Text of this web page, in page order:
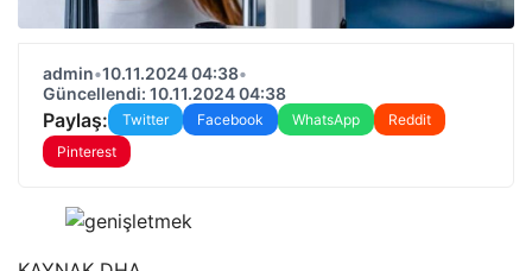
admin•10.11.2024 04:38•
Güncellendi: 10.11.2024 04:38
Paylaş: Twitter Facebook WhatsApp
Reddit
Pinterest